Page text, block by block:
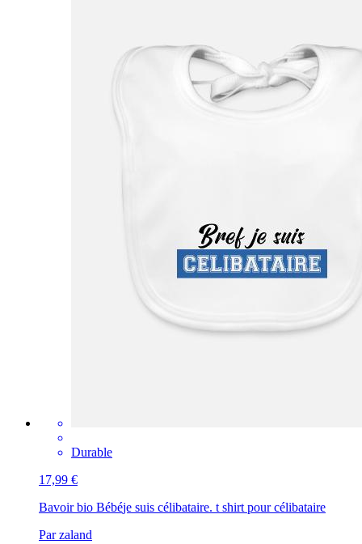
Durable
17,99 €
Bavoir bio Bébéje suis célibataire. t shirt pour célibataire
Par zaland